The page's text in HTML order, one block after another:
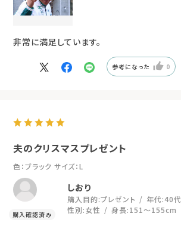
非常に満足しています。
参考になった 0
夫のクリスマスプレゼント
色：ブラック サイズ：L
しおり
購入目的:プレゼント 年代:40代
性別:女性 身長:151～155cm